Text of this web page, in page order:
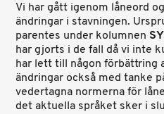
Vi har gått igenom låneord
ändringar i stavningen.
parentes under kolumnen
har gjorts i de fall då vi inte
har lett till någon förbättring
ändringar också med tanke
vedertagna normerna för
det aktuella språket sker i